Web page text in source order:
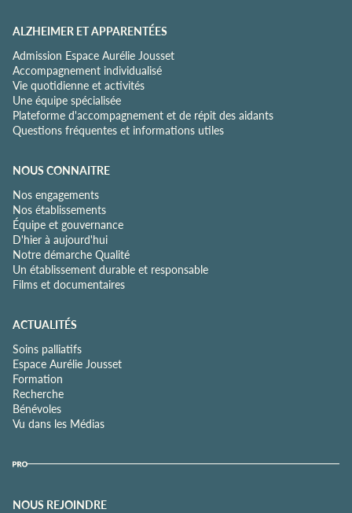
ALZHEIMER ET APPARENTÉES
Admission Espace Aurélie Jousset
Accompagnement individualisé
Vie quotidienne et activités
Une équipe spécialisée
Plateforme d'accompagnement et de répit des aidants
Questions fréquentes et informations utiles
NOUS CONNAITRE
Nos engagements
Nos établissements
Équipe et gouvernance
D'hier à aujourd'hui
Notre démarche Qualité
Un établissement durable et responsable
Films et documentaires
ACTUALITÉS
Soins palliatifs
Espace Aurélie Jousset
Formation
Recherche
Bénévoles
Vu dans les Médias
NOUS REJOINDRE